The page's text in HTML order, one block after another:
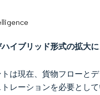
イブリッド形式の拡大
は現在、貨物フローと
レーションを必要とし